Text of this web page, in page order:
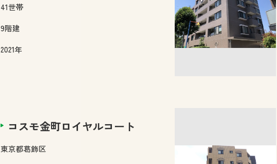
41世帯
9階建
2021年
コスモ金町ロイヤルコート
東京都葛飾区